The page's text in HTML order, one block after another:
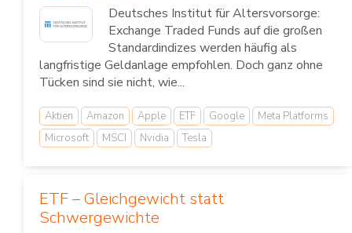
Deutsches Institut für Altersvorsorge:
Exchange Traded Funds auf die großen
Standardindizes werden häufig als
langfristige Geldanlage empfohlen. Doch ganz ohne
Tücken sind sie nicht, wie...
Aktien Amazon Apple ETF Google
Meta Platforms
Microsoft
MSCI Nvidia Tesla
ETF – Gleichgewicht statt
Schwergewichte